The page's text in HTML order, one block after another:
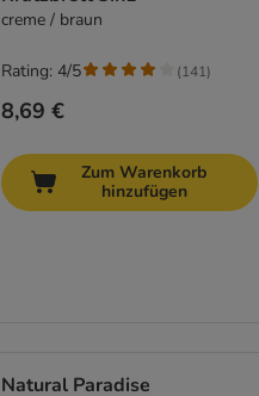
creme / braun
8,69 €
Rating: 4/5 (141)
Zum Warenkorb
hinzufügen
Natural Paradise